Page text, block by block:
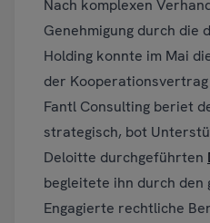
Nach komplexen
Genehmigung durch die
Holding konnte im Mai
der
Fantl Consulting beriet
strategisch, bot
Deloitte durchgeführten
begleitete ihn durch den
Engagierte rechtliche